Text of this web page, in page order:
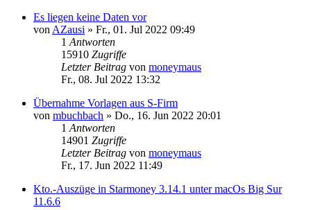
Es liegen keine Daten vor
von AZausi » Fr., 01. Jul 2022 09:49
1 Antworten
15910 Zugriffe
Letzter Beitrag von moneymaus
Fr., 08. Jul 2022 13:32
Übernahme Vorlagen aus S-Firm
von mbuchbach » Do., 16. Jun 2022 20:01
1 Antworten
14901 Zugriffe
Letzter Beitrag von moneymaus
Fr., 17. Jun 2022 11:49
Kto.-Auszüge in Starmoney 3.14.1 unter macOs Big Sur
11.6.6